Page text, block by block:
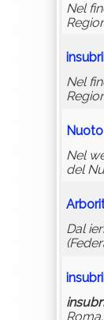
Nel
Nel
Nel
del
Dal
Roma.